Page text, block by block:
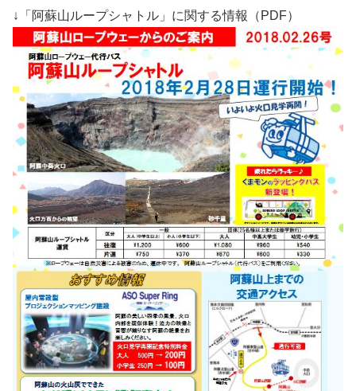
↓「阿蘇山ループシャトル」に関する情報（PDF）